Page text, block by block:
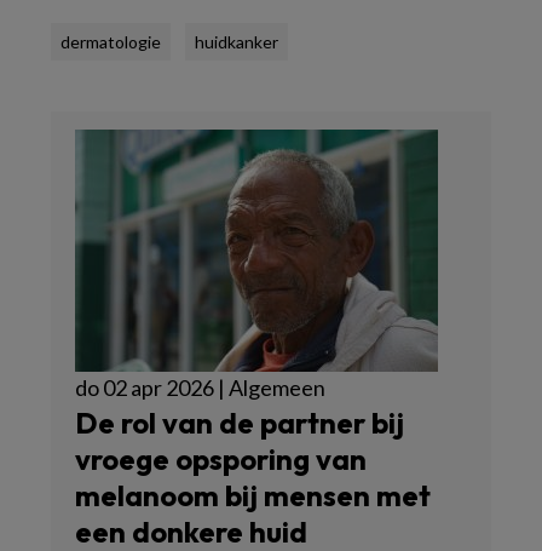
dermatologie huidkanker
do 02 apr 2026 | Algemeen
De rol van de partner bij
vroege opsporing van
melanoom bij mensen met
een donkere huid